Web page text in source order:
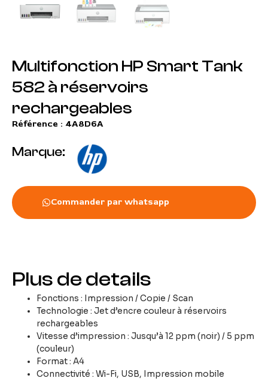
Multifonction HP Smart Tank
582 à réservoirs
rechargeables
Référence : 4A8D6A
Marque:
Commander par whatsapp
Plus de details
Fonctions : Impression / Copie / Scan
Technologie : Jet d’encre couleur à réservoirs
rechargeables
Vitesse d’impression : Jusqu’à 12 ppm (noir) / 5 ppm
(couleur)
Format : A4
Connectivité : Wi-Fi, USB, Impression mobile